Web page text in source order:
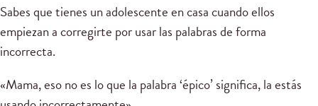
Sabes que tienes un adolescente en casa cuando ellos
empiezan a corregirte por usar las palabras de forma
incorrecta.
«Mama, eso no es lo que la palabra ‘épico’ significa, la estás